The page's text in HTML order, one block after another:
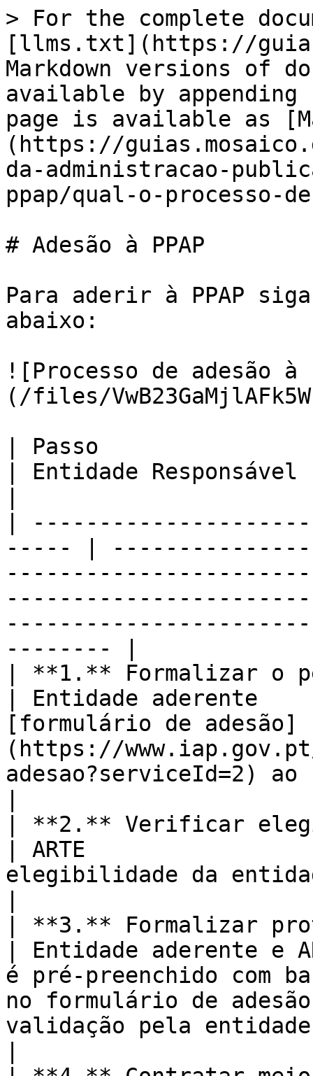
> For the complete
[llms.txt](https://
Markdown versions of
available by
page is available as
(https://
da-administracao-
ppap/qual-o-processo-
# Adesão à PPAP
Para aderir à PPAP
abaixo:
![Processo de adesão à
(/files/
| Passo
| Entidade
|
----- |
-------- |
| **1.** Formalizar o
| Entidade aderente
[formulário de adesão]
(https://
adesao?serviceId=2)
| **2.** Verificar
| ARTE
elegibilidade da
| **3.** Formalizar
| Entidade aderente e
é pré-preenchido com
no formulário de
validação pela